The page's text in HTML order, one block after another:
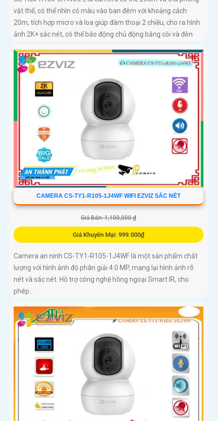
vật thể, có thể nhìn có màu vào ban đêm với khoảng cách
20m, tích hợp micro và loa giúp đàm thoại 2 chiều, cho ra hình
ảnh 2K+ sắc nét, có thể báo động chủ động bằng còi và đèn
CAMERA CS-TY1-R105-1J4WF WIFI EZVIZ SẮC NÉT
Giá Bán: 1,100,000 ₫
Giá Khuyến Mại: 999.000₫
Camera an ninh CS-TY1-R105-1J4WF là một sản phẩm chất
lượng với hình ảnh độ phân giải 4.0 MP, mang lại hình ảnh rõ
nét và sắc nét. Hỗ trợ công nghệ hồng ngoại Smart IR, cho
phép...